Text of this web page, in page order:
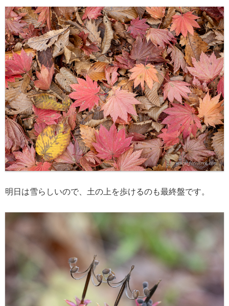
明日は雪らしいので、土の上を歩けるのも最終盤です。